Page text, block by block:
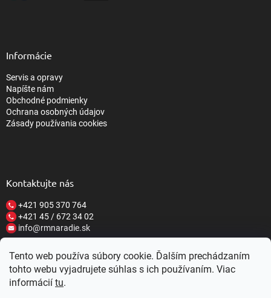
Tento web používa súbory cookie. Ďalším prechádzaním
tohto webu vyjadrujete súhlas s ich používaním. Viac
informácií tu.
Informácie
Servis a opravy
Napíšte nám
Obchodné podmienky
Ochrana osobných údajov
Zásady používania cookies
Kontaktujte nás
+421 905 370 764
+421 45 / 672 34 02
info@rmnaradie.sk